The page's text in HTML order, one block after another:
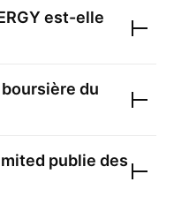
est-elle
du
publie des